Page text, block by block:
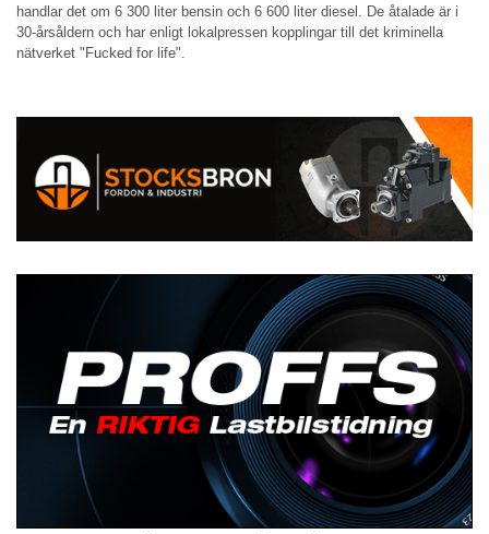
handlar det om 6 300 liter bensin och 6 600 liter diesel. De åtalade är i
30-årsåldern och har enligt lokalpressen kopplingar till det kriminella
nätverket "Fucked for life".